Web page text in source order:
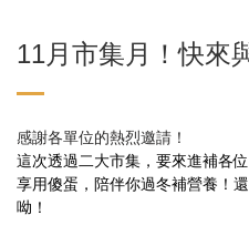
11月市集月！快來
感謝各單位的熱烈邀請！
這次透過二大市集，要來進補各
享用傻蛋， 陪伴你過冬補營養！
呦！